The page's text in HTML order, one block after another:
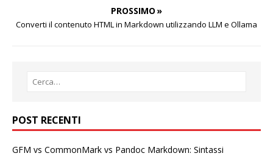
PROSSIMO »
Converti il contenuto HTML in Markdown utilizzando LLM e Ollama
POST RECENTI
GFM vs CommonMark vs Pandoc Markdown: Sintassi